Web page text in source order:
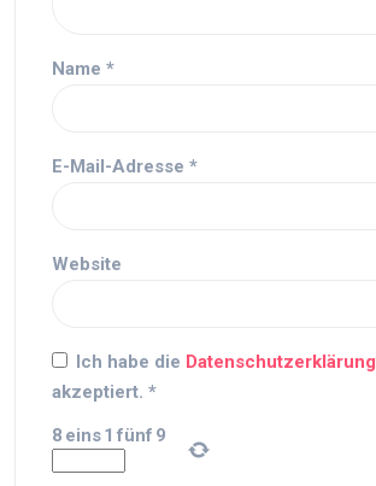
Name *
E-Mail-Adresse *
Website
Ich habe die Datenschutzerklärung
akzeptiert. *
8 eins1 fünf 9